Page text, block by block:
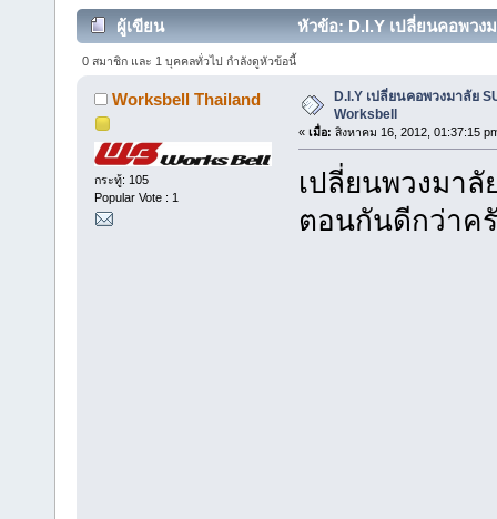
ผู้เขียน หัวข้อ: D.I.Y เปลี่ยนคอพวง
0 สมาชิก และ 1 บุคคลทั่วไป กำลังดูหัวข้อนี้
Worksbell Thailand
กระทู้: 105
Popular Vote : 1
D.I.Y เปลี่ยนคอพวงมาลัย
Worksbell
« เมื่อ: สิงหาคม 16, 2012, 01:37:15
เปลี่ยนพวงมา
ตอนกันดีกว่าค